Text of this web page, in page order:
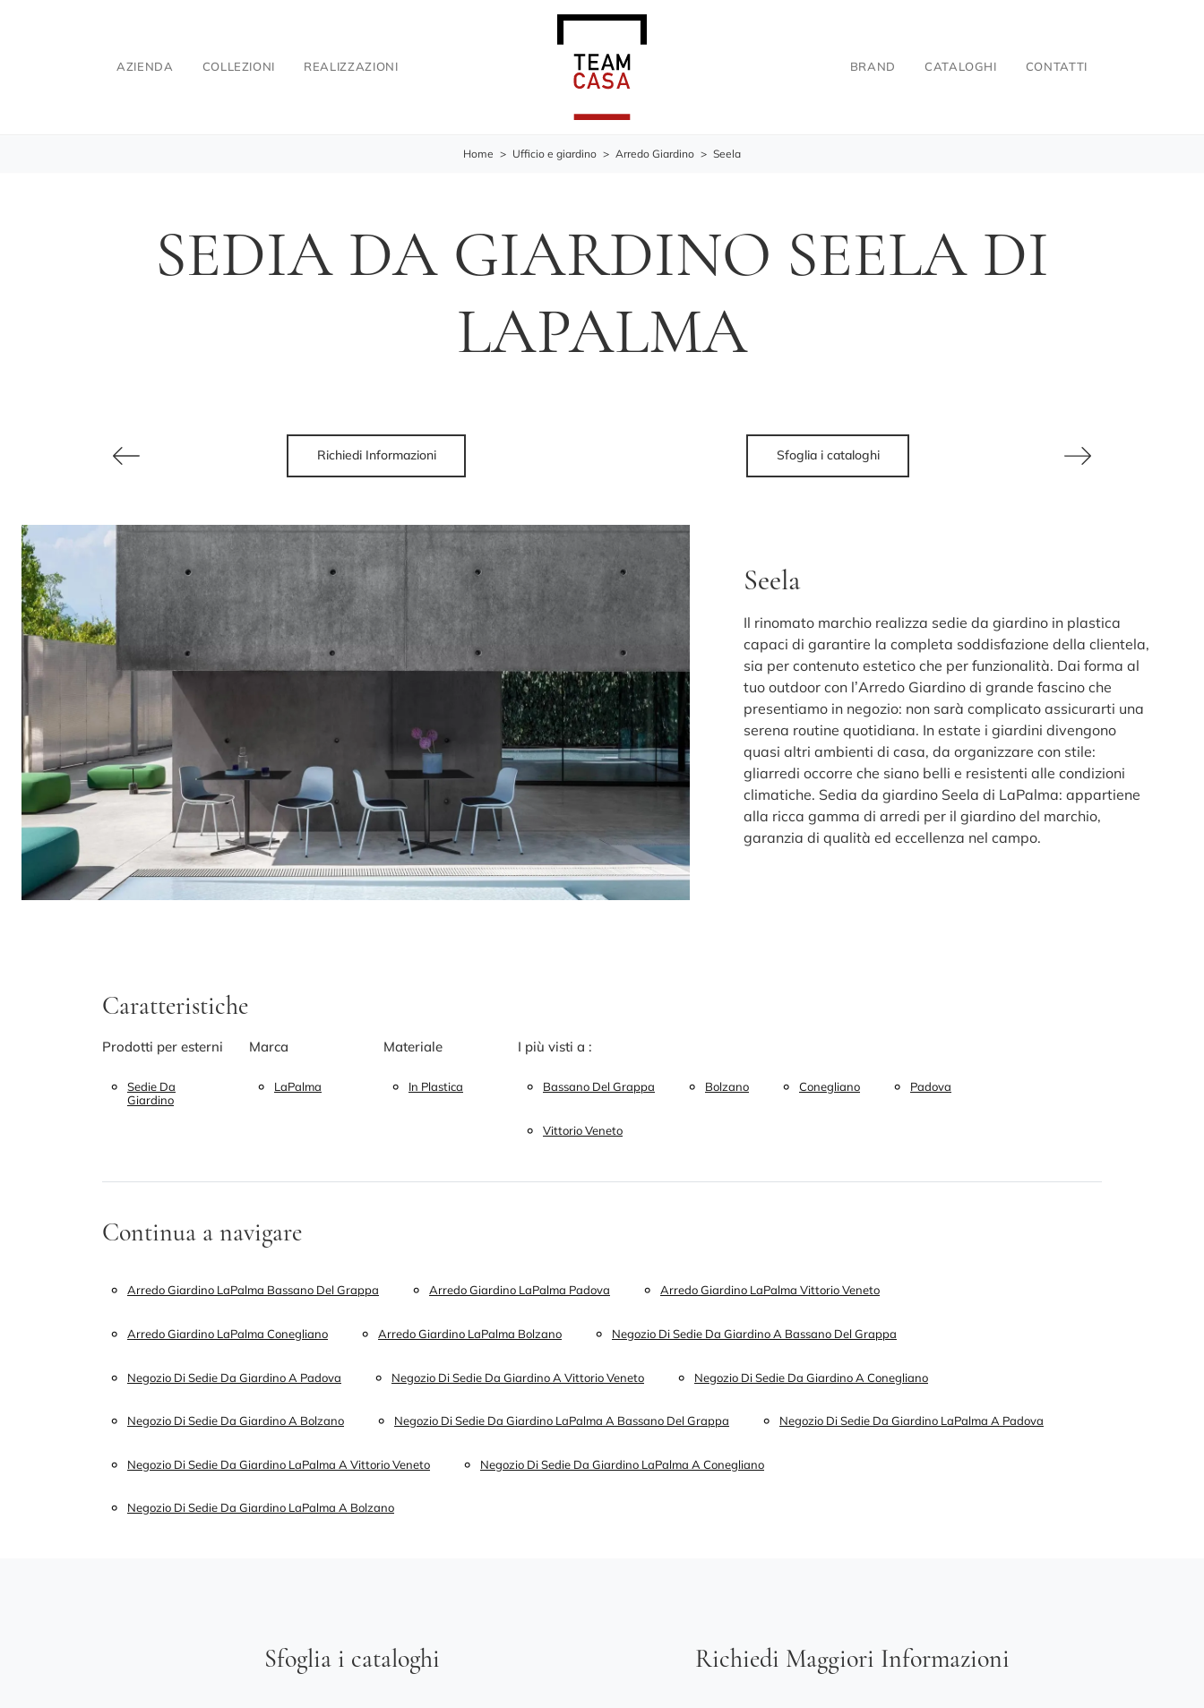
AZIENDA COLLEZIONI REALIZZAZIONI BRAND CATALOGHI CONTATTI
Home > Ufficio e giardino > Arredo Giardino > Seela
SEDIA DA GIARDINO SEELA DI
LAPALMA
Richiedi Informazioni Sfoglia i cataloghi
Seela
Il rinomato marchio realizza sedie da giardino in plastica
capaci di garantire la completa soddisfazione della clientela,
sia per contenuto estetico che per funzionalità. Dai forma al
tuo outdoor con l’Arredo Giardino di grande fascino che
presentiamo in negozio: non sarà complicato assicurarti una
serena routine quotidiana. In estate i giardini divengono
quasi altri ambienti di casa, da organizzare con stile:
gliarredi occorre che siano belli e resistenti alle condizioni
climatiche. Sedia da giardino Seela di LaPalma: appartiene
alla ricca gamma di arredi per il giardino del marchio,
garanzia di qualità ed eccellenza nel campo.
Caratteristiche
Prodotti per esterni
Sedie Da
Giardino
Marca
LaPalma
Materiale
In Plastica
I più visti a :
Bassano Del Grappa Bolzano Conegliano Padova
Vittorio Veneto
Continua a navigare
Arredo Giardino LaPalma Bassano Del Grappa Arredo Giardino LaPalma Padova Arredo Giardino LaPalma Vittorio Veneto
Arredo Giardino LaPalma Conegliano Arredo Giardino LaPalma Bolzano Negozio Di Sedie Da Giardino A Bassano Del Grappa
Negozio Di Sedie Da Giardino A Padova Negozio Di Sedie Da Giardino A Vittorio Veneto Negozio Di Sedie Da Giardino A Conegliano
Negozio Di Sedie Da Giardino A Bolzano Negozio Di Sedie Da Giardino LaPalma A Bassano Del Grappa Negozio Di Sedie Da Giardino LaPalma A Padova
Negozio Di Sedie Da Giardino LaPalma A Vittorio Veneto Negozio Di Sedie Da Giardino LaPalma A Conegliano
Negozio Di Sedie Da Giardino LaPalma A Bolzano
Sfoglia i cataloghi Richiedi Maggiori Informazioni